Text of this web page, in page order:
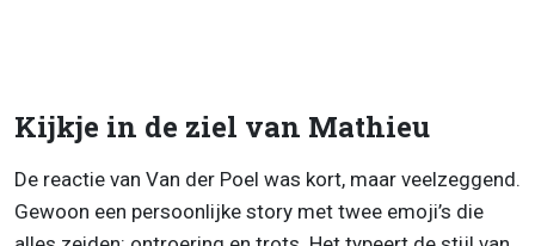
Kijkje in de ziel van Mathieu
De reactie van Van der Poel was kort, maar veelzeggend.
Gewoon een persoonlijke story met twee emoji’s die